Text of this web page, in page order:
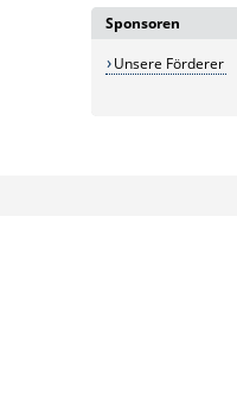
PR-Material
Flyer
Titelblatt DIN lang
Logo
Sponsoren
Unsere Förderer